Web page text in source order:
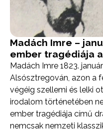
Madách Imre –
ember tragédiája
Madách Imre 1823.
Alsósztregován, azon a
végéig szellemi és lelki
irodalom történetében
ember tragédiája című
nemcsak nemzeti